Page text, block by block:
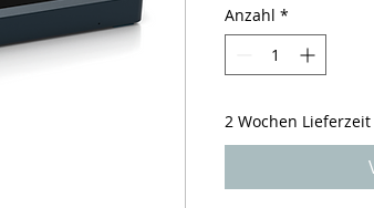
Anzahl *
2 Wochen Lieferzeit